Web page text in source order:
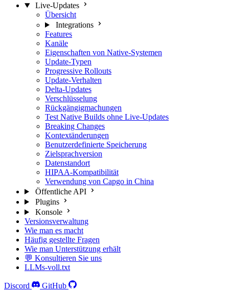
Live-Updates
Übersicht
Integrations
Features
Kanäle
Eigenschaften von Native-Systemen
Update-Typen
Progressive Rollouts
Update-Verhalten
Delta-Updates
Verschlüsselung
Rückgängigmachungen
Test Native Builds ohne Live-Updates
Breaking Changes
Kontextänderungen
Benutzerdefinierte Speicherung
Zielsprachversion
Datenstandort
HIPAA-Kompatibilität
Verwendung von Capgo in China
Öffentliche API
Plugins
Konsole
Versionsverwaltung
Wie man es macht
Häufig gestellte Fragen
Wie man Unterstützung erhält
💬 Konsultieren Sie uns
LLMs-voll.txt
Discord
GitHub